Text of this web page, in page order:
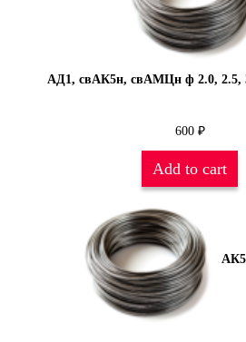
АД1, свАК5н, свАМЦн ф 2.0, 2.5,
600 ₽
Add to cart